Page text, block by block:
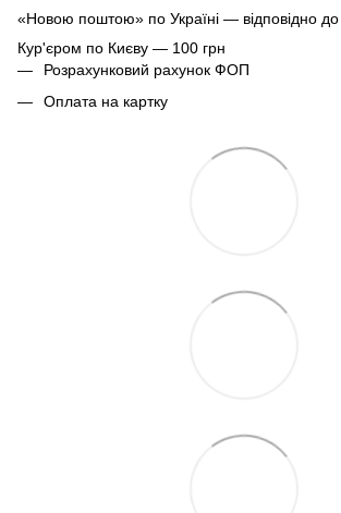
«Новою поштою» по Україні — відповідно до
Кур'єром по Києву — 100 грн
Розрахунковий рахунок ФОП
Оплата на картку